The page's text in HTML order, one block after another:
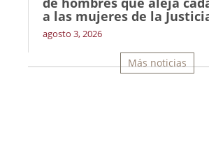
a las mujeres de la
agosto 3, 2026
Más noticias